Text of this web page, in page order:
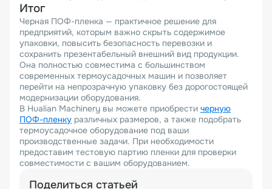
Итог
Черная ПОФ-пленка — практичное решение для
предприятий, которым важно скрыть содержимое
упаковки, повысить безопасность перевозки и
сохранить презентабельный внешний вид продукции.
Она полностью совместима с большинством
современных термоусадочных машин и позволяет
перейти на непрозрачную упаковку без дорогостоящей
модернизации оборудования.
В Hualian Machinery вы можете приобрести черную
ПОФ-пленку различных размеров, а также подобрать
термоусадочное оборудование под ваши
производственные задачи. При необходимости
предоставим тестовую партию пленки для проверки
совместимости с вашим оборудованием.
Поделиться статьей